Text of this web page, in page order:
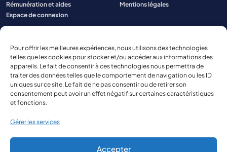
Pour offrir les meilleures expériences, nous utilisons des technologies
telles que les cookies pour stocker et/ou accéder aux informations des
appareils. Le fait de consentir à ces technologies nous permettra de
traiter des données telles que le comportement de navigation ou les ID
uniques sur ce site. Le fait de ne pas consentir ou de retirer son
consentement peut avoir un effet négatif sur certaines caractéristiques
et fonctions.
Gérer les services
Accepter
Rémunération et aides
Espace de connexion
Mentions légales